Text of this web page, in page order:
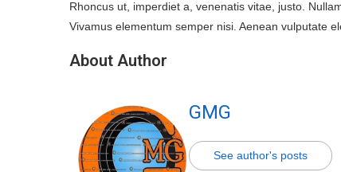
Rhoncus ut, imperdiet a, venenatis vitae, justo.
Vivamus elementum semper nisi. Aenean vulputate
About Author
GMG
See author's posts